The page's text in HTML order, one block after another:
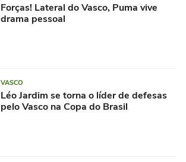
Forças! Lateral do Vasco, Puma vive
drama pessoal
VASCO
Léo Jardim se torna o líder de defesas
pelo Vasco na Copa do Brasil